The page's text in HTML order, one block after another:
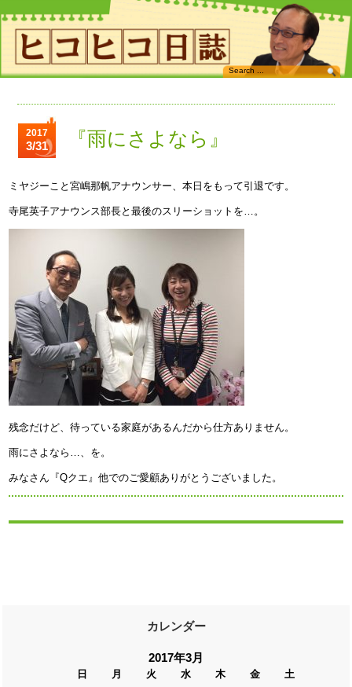
カレンダー
2017年3月
日 月 火 水 木 金 土
2017
3/31 『雨にさよなら』
ミヤジーこと宮嶋那帆アナウンサー、本日をもって引退です。
寺尾英子アナウンス部長と最後のスリーショットを…。
残念だけど、待っている家庭があるんだから仕方ありません。
雨にさよなら…、を。
みなさん『Qクエ』他でのご愛顧ありがとうございました。